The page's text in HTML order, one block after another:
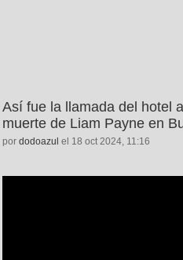
Así fue la llamada del hotel
muerte de Liam Payne en
por dodoazul el 18 oct 2024, 11:16